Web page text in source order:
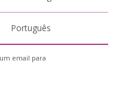
Português
email para